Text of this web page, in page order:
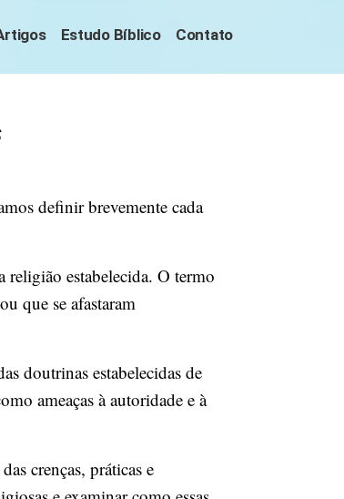
Estudo Bíblico Contato
definir brevemente cada
religião estabelecida. O termo
que se afastaram
doutrinas estabelecidas de
ameaças à autoridade e à
crenças, práticas e